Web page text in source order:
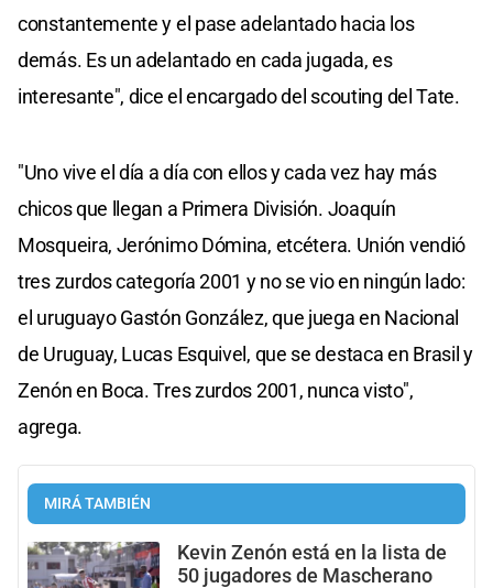
constantemente y el pase adelantado hacia los
demás. Es un adelantado en cada jugada, es
interesante", dice el encargado del scouting del Tate.
"Uno vive el día a día con ellos y cada vez hay más
chicos que llegan a Primera División. Joaquín
Mosqueira, Jerónimo Dómina, etcétera. Unión vendió
tres zurdos categoría 2001 y no se vio en ningún lado:
el uruguayo Gastón González, que juega en Nacional
de Uruguay, Lucas Esquivel, que se destaca en Brasil y
Zenón en Boca. Tres zurdos 2001, nunca visto",
agrega.
MIRÁ TAMBIÉN
Kevin Zenón está en la lista de
50 jugadores de Mascherano